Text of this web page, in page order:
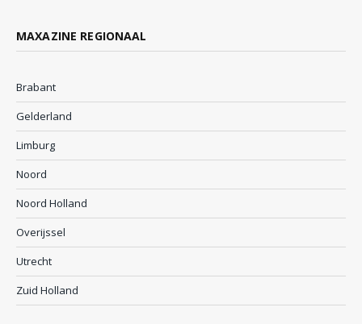
MAXAZINE REGIONAAL
Brabant
Gelderland
Limburg
Noord
Noord Holland
Overijssel
Utrecht
Zuid Holland